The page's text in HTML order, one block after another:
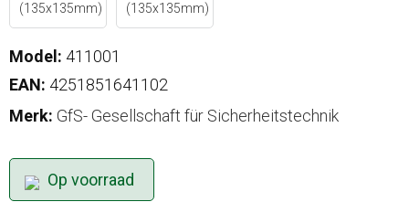
Model: 411001
EAN: 4251851641102
Merk: GfS- Gesellschaft für Sicherheitstechnik
Op voorraad